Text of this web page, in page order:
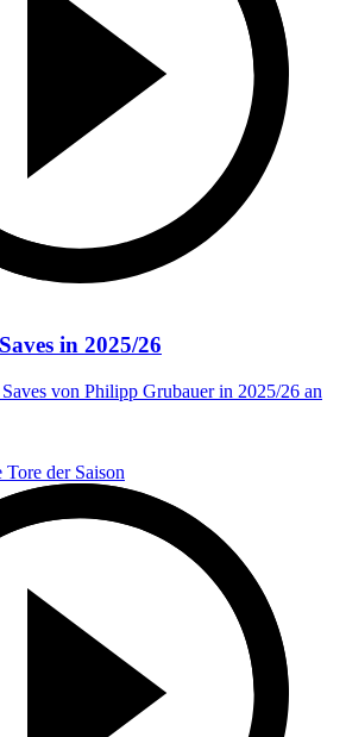
in 2025/26
von Philipp Grubauer in 2025/26 an